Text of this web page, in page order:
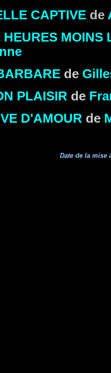
CAPTIVE de
HEURES MOINS
de
PLAISIR de
D'AMOUR de
Date de la